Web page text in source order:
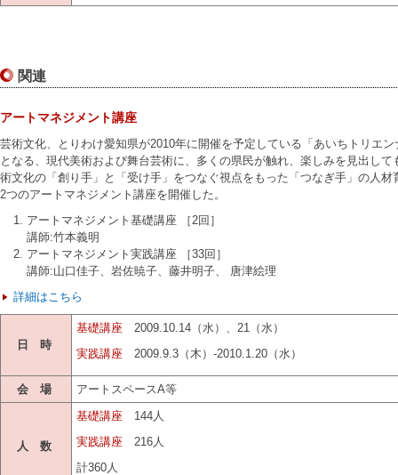
関連
アートマネジメント講座
芸術文化、とりわけ愛知県が2010年に開催を予定している「あいちトリエ
となる、現代美術および舞台芸術に、多くの県民が触れ、楽しみを見出して
術文化の「創り手」と「受け手」をつなぐ視点をもった「つなぎ手」の人材
2つのアートマネジメント講座を開催した。
アートマネジメント基礎講座 ［2回］
講師:竹本義明
アートマネジメント実践講座 ［33回］
講師:山口佳子、岩佐暁子、藤井明子、 唐津絵理
詳細はこちら
日 時
基礎講座 2009.10.14（水）、21（水）
実践講座 2009.9.3（木）-2010.1.20（水）
会 場 アートスペースA等
人 数
基礎講座 144人
実践講座 216人
計360人